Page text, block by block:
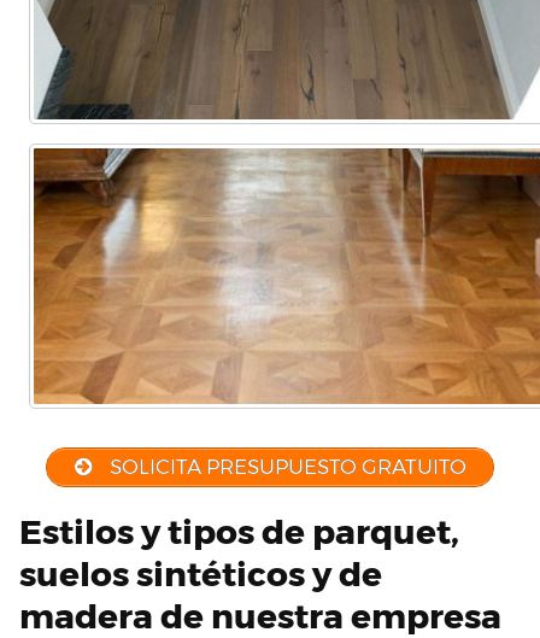
SOLICITA PRESUPUESTO GRATUITO
Estilos y tipos de parquet,
suelos sintéticos y de
madera de nuestra empresa